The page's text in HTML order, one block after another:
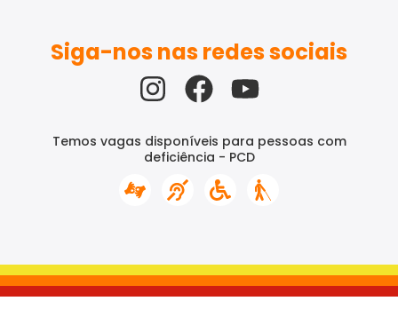
Siga-nos nas redes sociais
Temos vagas disponíveis para pessoas com
deficiência - PCD